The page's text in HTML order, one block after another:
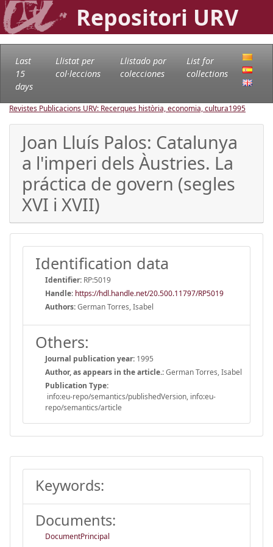
Repositori URV
Last
15
days
Llistat per
col·leccions
Llistado por
colecciones
List for
collections
Revistes Publicacions URV: Recerques història, economia, cultura1995
Joan Lluís Palos: Catalunya
a l'imperi dels Àustries. La
práctica de govern (segles
XVI i XVII)
Identification data
Identifier: RP:5019
Handle: https://hdl.handle.net/20.500.11797/RP5019
Authors:German Torres, Isabel
Others:
Journal publication year: 1995
Author, as appears in the article.:German Torres, Isabel
Publication Type:
info:eu-repo/semantics/publishedVersion, info:eu-
repo/semantics/article
Keywords:
Documents:
DocumentPrincipal